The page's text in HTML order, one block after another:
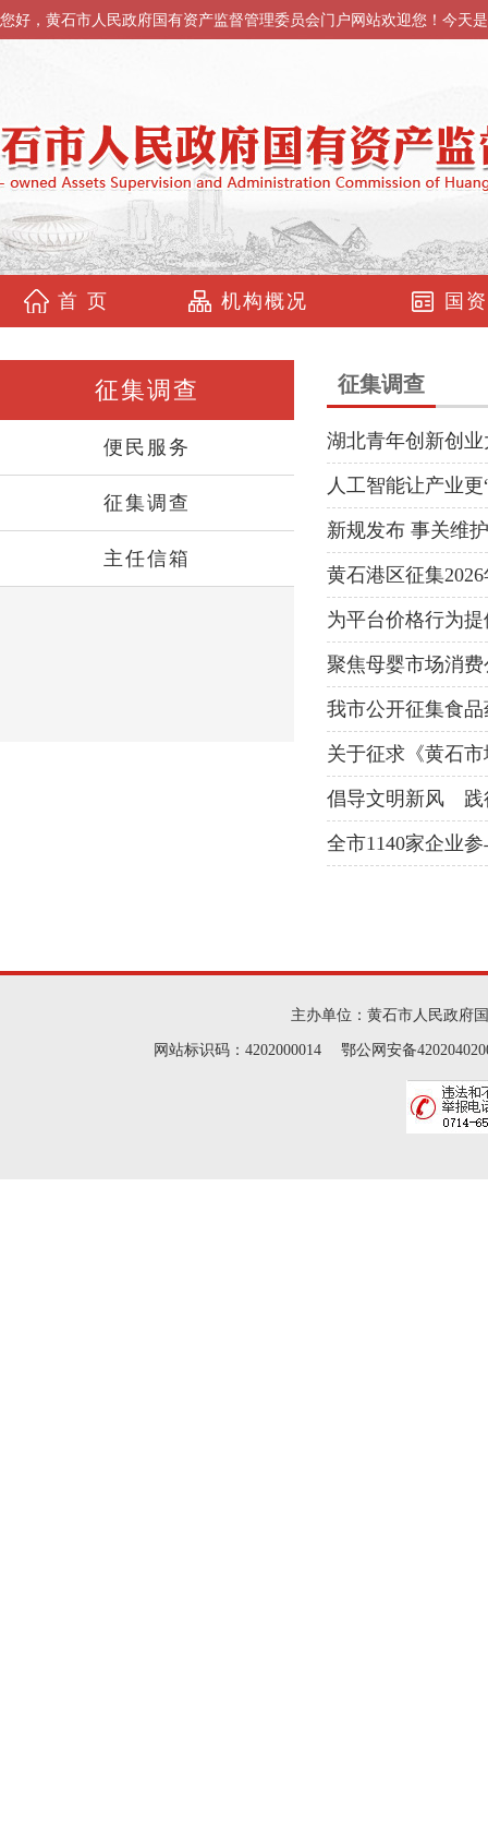
您好，黄石市人民政府国有资产监督管理委员会门户网站欢迎您！今天是
首 页 机构概况 国
征集调查
便民服务
征集调查
主任信箱
征集调查
湖北青年创新创
人工智能让产业
新规发布 事关维
黄石港区征集
为平台价格行为
聚焦母婴市场消
我市公开征集食
关于征求《黄石
告
倡导文明新风 践
全市1140家企业
主办单位：黄石市人民政府
网站标识码：4202000014 鄂公网安备